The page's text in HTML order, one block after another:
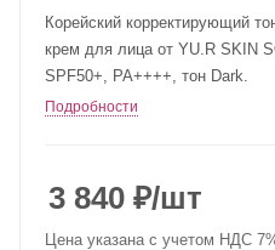
Корейский корректирующий
крем для лица от YU.R SKIN
SPF50+, PA++++, тон Dark.
Подробности
3 840 ₽/шт
Цена указана с учетом НДС